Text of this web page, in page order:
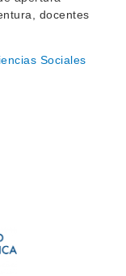
docentes